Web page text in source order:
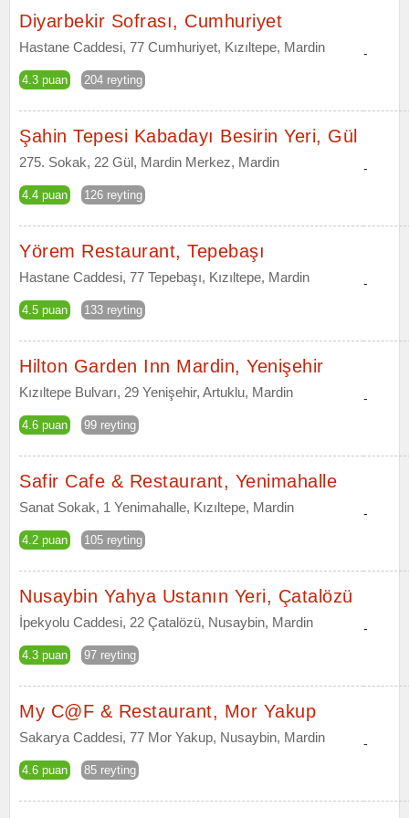
Diyarbekir Sofrası, Cumhuriyet
Hastane Caddesi, 77 Cumhuriyet, Kızıltepe, Mardin
4.3 puan 204 reyting
-
Şahin Tepesi Kabadayı Besirin Yeri, Gül
275. Sokak, 22 Gül, Mardin Merkez, Mardin
4.4 puan 126 reyting
-
Yörem Restaurant, Tepebaşı
Hastane Caddesi, 77 Tepebaşı, Kızıltepe, Mardin
4.5 puan 133 reyting
-
Hilton Garden Inn Mardin, Yenişehir
Kızıltepe Bulvarı, 29 Yenişehir, Artuklu, Mardin
4.6 puan 99 reyting
-
Safir Cafe & Restaurant, Yenimahalle
Sanat Sokak, 1 Yenimahalle, Kızıltepe, Mardin
4.2 puan 105 reyting
-
Nusaybin Yahya Ustanın Yeri, Çatalözü
İpekyolu Caddesi, 22 Çatalözü, Nusaybin, Mardin
4.3 puan 97 reyting
-
My C@F & Restaurant, Mor Yakup
Sakarya Caddesi, 77 Mor Yakup, Nusaybin, Mardin
4.6 puan 85 reyting
-